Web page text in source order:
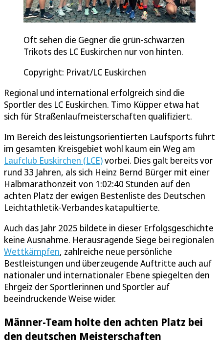
Oft sehen die Gegner die grün-schwarzen
Trikots des LC Euskirchen nur von hinten.
Copyright: Privat/LC Euskirchen
Regional und international erfolgreich sind die
Sportler des LC Euskirchen. Timo Küpper etwa hat
sich für Straßenlaufmeisterschaften qualifiziert.
Im Bereich des leistungsorientierten Laufsports führt
im gesamten Kreisgebiet wohl kaum ein Weg am
Laufclub Euskirchen (LCE)vorbei. Dies galt bereits vor
rund 33 Jahren, als sich Heinz Bernd Bürger mit einer
Halbmarathonzeit von 1:02:40 Stunden auf den
achten Platz der ewigen Bestenliste des Deutschen
Leichtathletik-Verbandes katapultierte.
Auch das Jahr 2025 bildete in dieser Erfolgsgeschichte
keine Ausnahme. Herausragende Siege bei regionalen
Wettkämpfen, zahlreiche neue persönliche
Bestleistungen und überzeugende Auftritte auch auf
nationaler und internationaler Ebene spiegelten den
Ehrgeiz der Sportlerinnen und Sportler auf
beeindruckende Weise wider.
Männer-Team holte den achten Platz bei
den deutschen Meisterschaften